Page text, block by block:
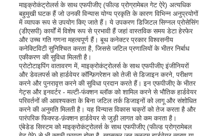
जीपीएस मॉड्यूल
रेडियो फ्रीक्वेंसी मॉड्यूल
पावर मॉड्यूल
सॉलिड स्टेट रिले
माइक्रोकंट्रोलर्स के साथ एफपीजीए (फील्ड प्रोग्रामेबल गेट ऐरे) अत्यधिक
बहुमुखी घटक हैं जो उनकी विन्यास योग्य प्रकृति के कारण विभिन्न अनुप्रयोगों
में व्यापक रूप से उपयोग किए जाते हैं। ये उपकरण डिजिटल सिग्नल प्रोसेसिंग
(डीएसपी) कार्यों में विशेष रूप से प्रभावी हैं जहां वास्तविक समय डेटा हेरफेर
और उच्च गति गणना महत्वपूर्ण हैं। बूथ कनेक्टर प्रकार विश्वसनीय
कनेक्टिविटी सुनिश्चित करता है, जिससे जटिल प्रणालियों के भीतर निर्बाध
एकीकरण की सुविधा मिलती है।
प्रोटोटाइपिंग वातावरण में, माइक्रोकंट्रोलर्स के साथ एफपीजीए इंजीनियरों
और डेवलपर्स को हार्डवेयर कॉन्फ़िगरेशन को तेजी से डिजाइन करने, परीक्षण
करने और पुनरावृत्त करने की सुविधा प्रदान करते हैं। इन एफपीजीए के भीतर
गेट्स और इनवर्टर - मल्टी-फंक्शन ब्लॉक को शामिल करने से भौतिक हार्डवेयर
परिवर्तनों की आवश्यकता के बिना जटिल तर्क डिजाइनों को लागू और संशोधित
करने की अनुमति मिलती है। यह विन्यास विकास चक्रों को तेज करता है और
पारंपरिक फिक्स्ड-फ़ंक्शन हार्डवेयर से जुड़ी लागत को कम करता है।
एंबेडेड सिस्टम को माइक्रोकंट्रोलर्स के साथ एफपीजीए (फील्ड प्रोग्रामेबल